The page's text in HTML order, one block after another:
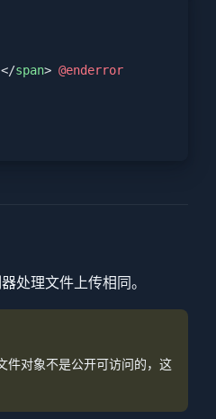
</span> @enderror
处理文件上传相同。
件对象不是公开可访问的，这